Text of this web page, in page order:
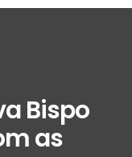
Bispo
as